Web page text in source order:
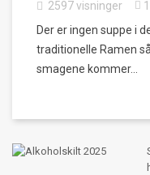
2597visninger
Der er ingen suppe i
traditionelle Ramen
smagene kommer...